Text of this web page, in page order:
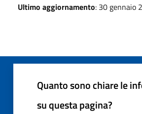
Ultimo aggiornamento: 30 gennaio
Quanto sono chiare le
su questa pagina?